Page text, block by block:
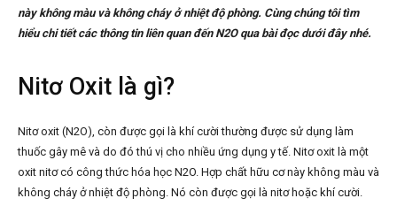
này không màu và không cháy ở nhiệt độ phòng. Cùng chúng tôi tìm
hiểu chi tiết các thông tin liên quan đến N2O qua bài đọc dưới đây nhé.
Nitơ Oxit là gì?
Nitơ oxit (N2O), còn được gọi là khí cười thường được sử dụng làm
thuốc gây mê và do đó thú vị cho nhiều ứng dụng y tế. Nitơ oxit là một
oxit nitơ có công thức hóa học N2O. Hợp chất hữu cơ này không màu và
không cháy ở nhiệt độ phòng. Nó còn được gọi là nitơ hoặc khí cười.